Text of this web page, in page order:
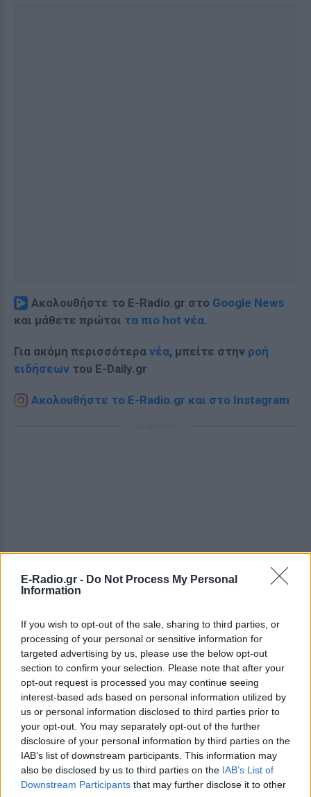
E-Radio.gr - Do Not Process My Personal
Information
If you wish to opt-out of the sale, sharing to third parties, or
processing of your personal or sensitive information for
targeted advertising by us, please use the below opt-out
section to confirm your selection. Please note that after your
opt-out request is processed you may continue seeing
interest-based ads based on personal information utilized by
us or personal information disclosed to third parties prior to
your opt-out. You may separately opt-out of the further
disclosure of your personal information by third parties on the
IAB’s list of downstream participants. This information may
also be disclosed by us to third parties on the IAB’s List of
Downstream Participants that may further disclose it to other
Ακολουθήστε το E-Radio.gr στο Google News
και μάθετε πρώτοι τα πιο hot νέα.
Για ακόμη περισσότερα νέα, μπείτε στην ροή
ειδήσεων του E-Daily.gr
Ακολουθήστε το E-Radio.gr και στο Instagram
ΔΕΙΤΕ ΕΠΙΣΗΣ